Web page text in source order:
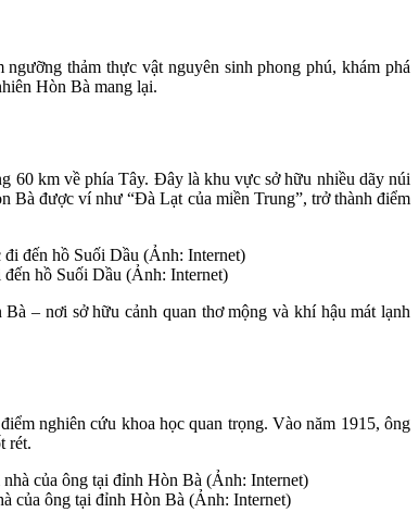
thảm thực vật nguyên sinh phong phú, khám phá
Hòn Bà mang lại.
60 km về phía Tây. Đây là khu vực sở hữu nhiều dãy núi
Bà được ví như “Đà Lạt của miền Trung”, trở thành điểm
hồ Suối Dầu (Ảnh: Internet)
– nơi sở hữu cảnh quan thơ mộng và khí hậu mát lạnh
nghiên cứu khoa học quan trọng. Vào năm 1915, ông
rét.
của ông tại đỉnh Hòn Bà (Ảnh: Internet)